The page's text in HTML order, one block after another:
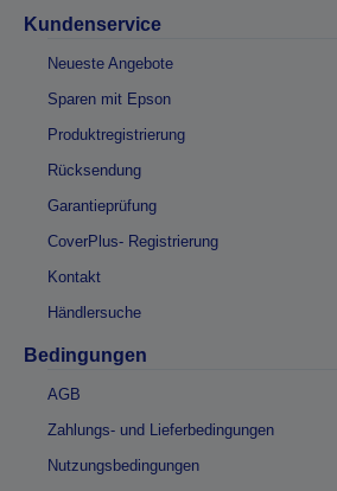
Kundenservice
Neueste Angebote
Sparen mit Epson
Produktregistrierung
Rücksendung
Garantieprüfung
CoverPlus- Registrierung
Kontakt
Händlersuche
Bedingungen
AGB
Zahlungs- und Lieferbedingungen
Nutzungsbedingungen